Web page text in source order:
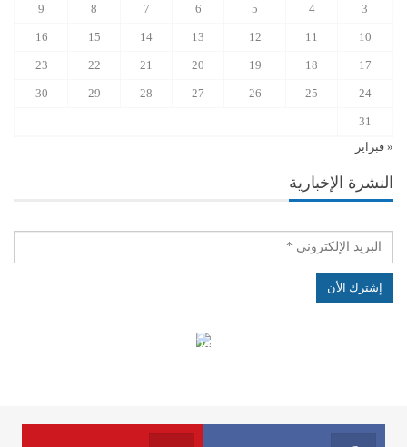
3
4
5
6
7
8
9
10
11
12
13
14
15
16
17
18
19
20
21
22
23
24
25
26
27
28
29
30
31
« فبراير
النشرة الإخبارية
الهياكل الخاضعة لقانون النفاذ إلى المعلومة